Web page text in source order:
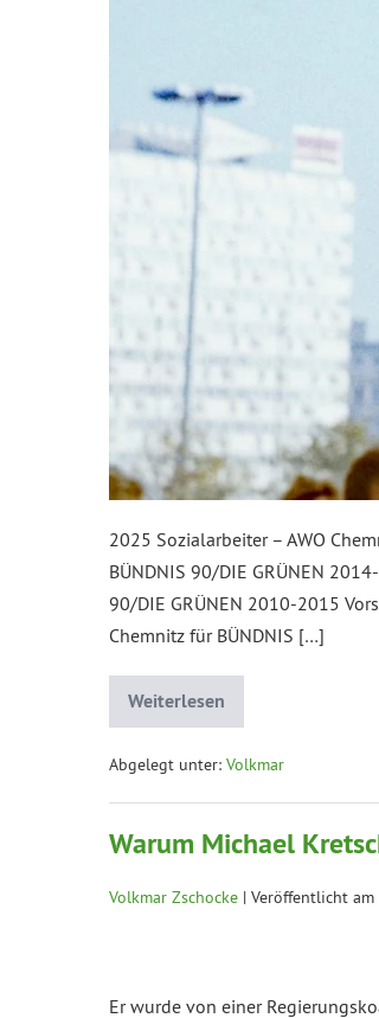
2025 Sozialarbeiter – AWO
BÜNDNIS 90/DIE GRÜNEN
90/DIE GRÜNEN 2010-2015
Chemnitz für BÜNDNIS […]
Weiterlesen
Abgelegt unter: Volkmar
Warum Michael
Volkmar Zschocke | Veröffentlicht am
Er wurde von einer